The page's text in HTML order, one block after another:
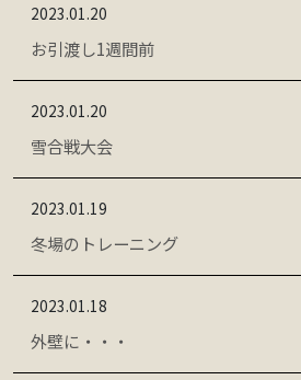
2023.01.20
お引渡し1週間前
2023.01.20
雪合戦大会
2023.01.19
冬場のトレーニング
2023.01.18
外壁に・・・